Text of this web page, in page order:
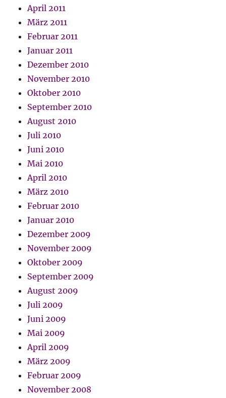
April 2011
März 2011
Februar 2011
Januar 2011
Dezember 2010
November 2010
Oktober 2010
September 2010
August 2010
Juli 2010
Juni 2010
Mai 2010
April 2010
März 2010
Februar 2010
Januar 2010
Dezember 2009
November 2009
Oktober 2009
September 2009
August 2009
Juli 2009
Juni 2009
Mai 2009
April 2009
März 2009
Februar 2009
November 2008